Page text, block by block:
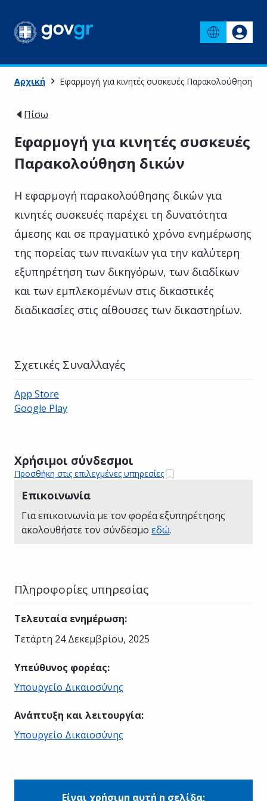
Αρχική Εφαρμογή για κινητές συσκευές Παρακολούθηση
Πίσω
Εφαρμογή για κινητές συσκευές
Παρακολούθηση δικών
Η εφαρμογή παρακολούθησης δικών για
κινητές συσκευές παρέχει τη δυνατότητα
άμεσης και σε πραγματικό χρόνο ενημέρωσης
της πορείας των πινακίων για την καλύτερη
εξυπηρέτηση των δικηγόρων, των διαδίκων
και των εμπλεκομένων στις δικαστικές
διαδικασίες στις αίθουσες των δικαστηρίων.
Χρήσιμοι σύνδεσμοι
Προσθήκη στις επιλεγμένες υπηρεσίες
Επικοινωνία
Για επικοινωνία με τον φορέα εξυπηρέτησης
ακολουθήστε τον σύνδεσμο εδώ.
Σχετικές Συναλλαγές
App Store
Google Play
Πληροφορίες υπηρεσίας
Τελευταία ενημέρωση:
Τετάρτη 24 Δεκεμβρίου, 2025
Υπεύθυνος φορέας:
Υπουργείο Δικαιοσύνης
Ανάπτυξη και λειτουργία:
Υπουργείο Δικαιοσύνης
Είναι χρήσιμη αυτή η σελίδα;